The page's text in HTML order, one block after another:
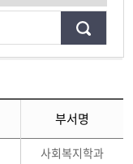
학생 소통 광장
포토갤러리
서식자료실
부서명
사회복지학과